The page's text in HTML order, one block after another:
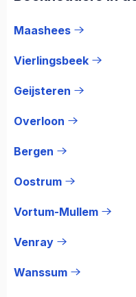
Maashees
Vierlingsbeek
Geijsteren
Overloon
Bergen
Oostrum
Vortum-Mullem
Venray
Wanssum